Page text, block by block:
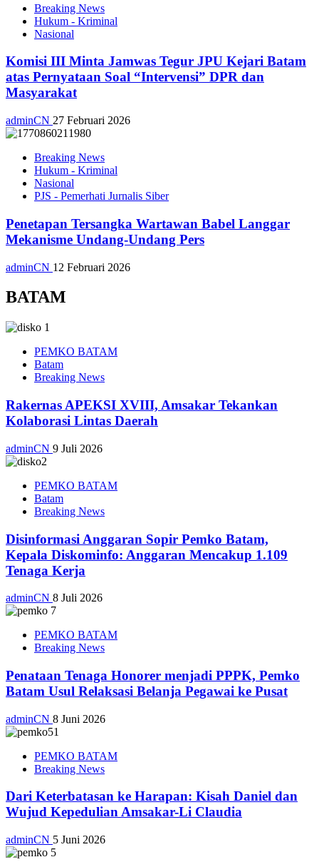
Breaking News
Hukum - Kriminal
Nasional
Komisi III Minta Jamwas Tegur JPU Kejari Batam
atas Pernyataan Soal “Intervensi” DPR dan
Masyarakat
adminCN 27 Februari 2026
Breaking News
Hukum - Kriminal
Nasional
PJS - Pemerhati Jurnalis Siber
Penetapan Tersangka Wartawan Babel Langgar
Mekanisme Undang-Undang Pers
adminCN 12 Februari 2026
BATAM
PEMKO BATAM
Batam
Breaking News
Rakernas APEKSI XVIII, Amsakar Tekankan
Kolaborasi Lintas Daerah
adminCN 9 Juli 2026
PEMKO BATAM
Batam
Breaking News
Disinformasi Anggaran Sopir Pemko Batam,
Kepala Diskominfo: Anggaran Mencakup 1.109
Tenaga Kerja
adminCN 8 Juli 2026
PEMKO BATAM
Breaking News
Penataan Tenaga Honorer menjadi PPPK, Pemko
Batam Usul Relaksasi Belanja Pegawai ke Pusat
adminCN 8 Juni 2026
PEMKO BATAM
Breaking News
Dari Keterbatasan ke Harapan: Kisah Daniel dan
Wujud Kepedulian Amsakar-Li Claudia
adminCN 5 Juni 2026